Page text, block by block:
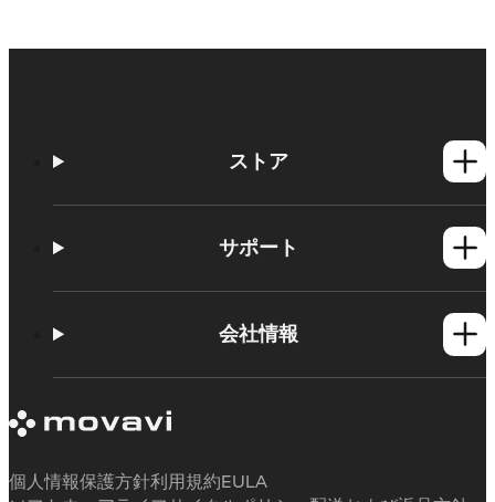
ストア
Mac製品
サポート
使い方
体験版の制約
払い戻し
会社情報
お客様の声
当社が選ばれる理由
個人情報保護方針利用規約EULA